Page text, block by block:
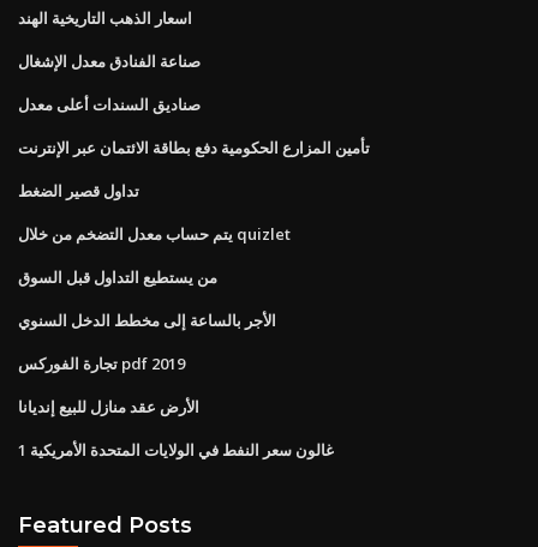
اسعار الذهب التاريخية الهند
صناعة الفنادق معدل الإشغال
صناديق السندات أعلى معدل
تأمين المزارع الحكومية دفع بطاقة الائتمان عبر الإنترنت
تداول قصير الضغط
يتم حساب معدل التضخم من خلال quizlet
من يستطيع التداول قبل السوق
الأجر بالساعة إلى مخطط الدخل السنوي
تجارة الفوركس pdf 2019
الأرض عقد منازل للبيع إنديانا
1 غالون سعر النفط في الولايات المتحدة الأمريكية
Featured Posts